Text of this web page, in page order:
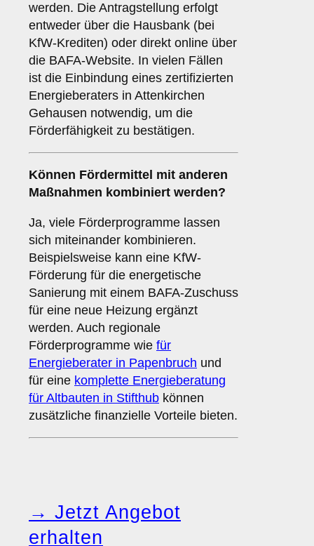
werden. Die Antragstellung erfolgt
entweder über die Hausbank (bei
KfW-Krediten) oder direkt online über
die BAFA-Website. In vielen Fällen
ist die Einbindung eines zertifizierten
Energieberaters in Attenkirchen
Gehausen notwendig, um die
Förderfähigkeit zu bestätigen.
Können Fördermittel mit anderen
Maßnahmen kombiniert werden?
Ja, viele Förderprogramme lassen
sich miteinander kombinieren.
Beispielsweise kann eine KfW-
Förderung für die energetische
Sanierung mit einem BAFA-Zuschuss
für eine neue Heizung ergänzt
werden. Auch regionale
Förderprogramme wie für
Energieberater in Papenbruch und
für eine komplette Energieberatung
für Altbauten in Stifthub können
zusätzliche finanzielle Vorteile bieten.
→ Jetzt Angebot
erhalten